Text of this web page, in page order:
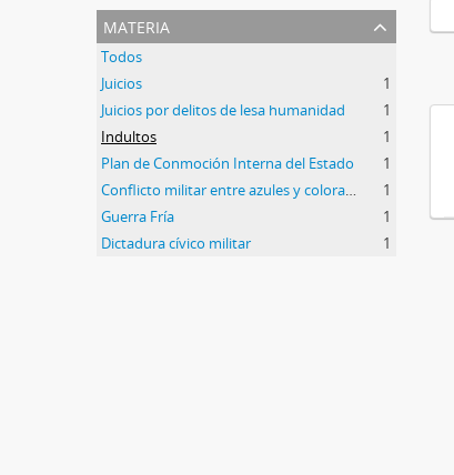
materia
Todos
Juicios
1
Juicios por delitos de lesa humanidad
1
Indultos
1
Plan de Conmoción Interna del Estado
1
1
Guerra Fría
1
Dictadura cívico militar
1